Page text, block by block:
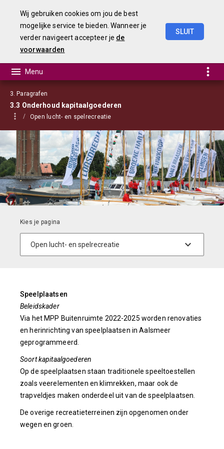
Wij gebruiken cookies om jou de best
mogelijke service te bieden. Wanneer je
verder navigeert accepteer je de
voorwaarden
SLUIT
3. Paragrafen
3.3 Onderhoud kapitaalgoederen
Open lucht- en spelrecreatie
Speelplaatsen
Beleidskader
Via het MPP Buitenruimte 2022-2025 worden renovaties
en herinrichting van speelplaatsen in Aalsmeer
geprogrammeerd.
Soort kapitaalgoederen
Op de speelplaatsen staan traditionele speeltoestellen
zoals veerelementen en klimrekken, maar ook de
trapveldjes maken onderdeel uit van de speelplaatsen.
De overige recreatieterreinen zijn opgenomen onder
wegen en groen.